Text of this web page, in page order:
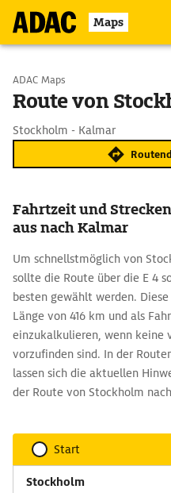
Maps
Start wählen
ADAC Maps
Route von
Stockholm - Kalmar
Fahrtzeit und
aus nach Kalmar
Um schnellstmöglich von
sollte die Route über die E 4
besten gewählt werden.
Länge von 416 km und als
einzukalkulieren, wenn keine
vorzufinden sind. In der
lassen sich die aktuellen
der Route von Stockholm
Start
Stockholm